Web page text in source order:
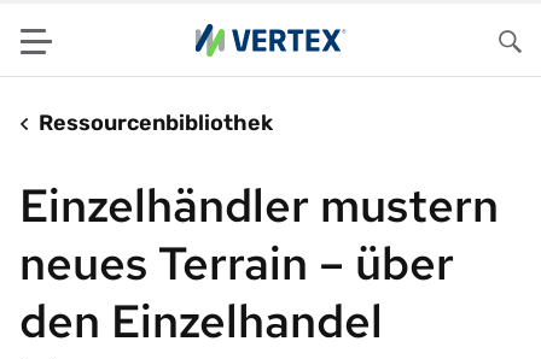
Menu
Ressourcenbibliothek
Einzelhändler mustern
neues Terrain – über
den Einzelhandel